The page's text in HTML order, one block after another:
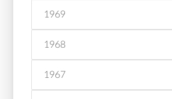
1969
1968
1967